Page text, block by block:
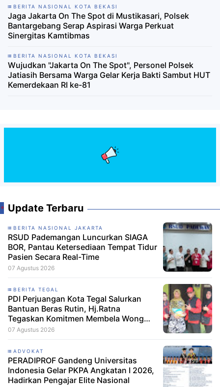
BERITA NASIONAL KOTA BEKASI
Jaga Jakarta On The Spot di Mustikasari, Polsek
Bantargebang Serap Aspirasi Warga Perkuat
Sinergitas Kamtibmas
BERITA NASIONAL KOTA BEKASI
Wujudkan "Jakarta On The Spot", Personel Polsek
Jatiasih Bersama Warga Gelar Kerja Bakti Sambut HUT
Kemerdekaan RI ke-81
Update Terbaru
BERITA NASIONAL JAKARTA
RSUD Pademangan Luncurkan SIAGA
BOR, Pantau Ketersediaan Tempat Tidur
Pasien Secara Real-Time
07 Agustus 2026
BERITA TEGAL
PDI Perjuangan Kota Tegal Salurkan
Bantuan Beras Rutin, Hj.Ratna
Tegaskan Komitmen Membela Wong
Cilik
07 Agustus 2026
ADVOKAT
PERADIPROF Gandeng Universitas
Indonesia Gelar PKPA Angkatan I 2026,
Hadirkan Pengajar Elite Nasional